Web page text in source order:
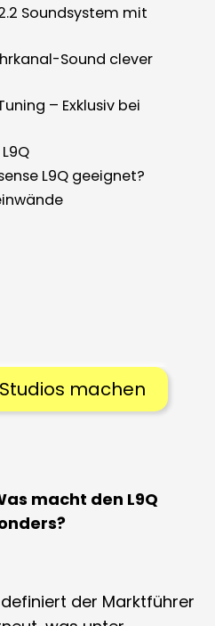
Soundsystem mit
Sound clever
– Exklusiv bei
L9Q geeignet?
machen
macht den L9Q
definiert der Marktführer